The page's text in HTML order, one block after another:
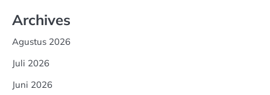
Archives
Agustus 2026
Juli 2026
Juni 2026